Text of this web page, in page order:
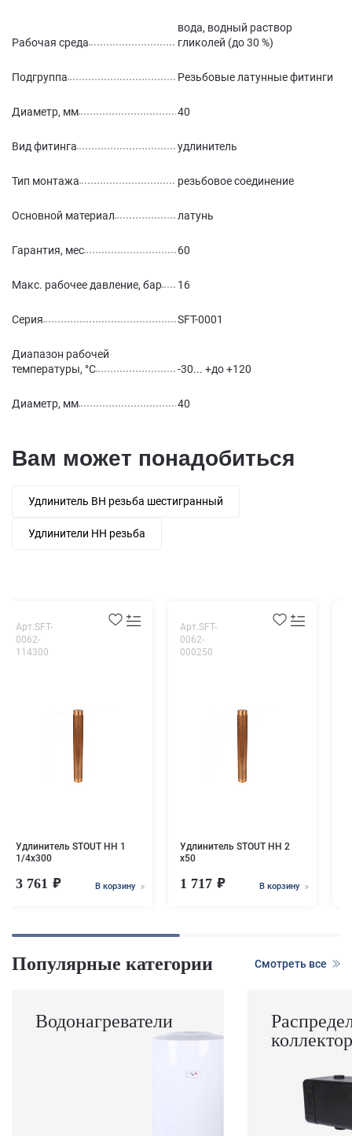
Рабочая среда
вода, водный раствор
гликолей (до 30 %)
Подгруппа Резьбовые латунные фитинги
Диаметр, мм 40
Вид фитинга удлинитель
Тип монтажа резьбовое соединение
Основной материал латунь
Гарантия, мес 60
Макс. рабочее давление, бар 16
Серия SFT-0001
Диапазон рабочей
температуры, °С
-30... +до +120
Диаметр, мм 40
Вам может понадобиться
Удлинитель ВН резьба шестигранный
Удлинители НН резьба
Арт.SFT-
0062-
114300
Удлинитель STOUT НН 1
1/4x300
3 761 В корзину
Арт.SFT-
0062-
000250
Удлинитель STOUT НН 2
x50
1 717 В корзину
Популярные категории Смотреть все
Водонагреватели